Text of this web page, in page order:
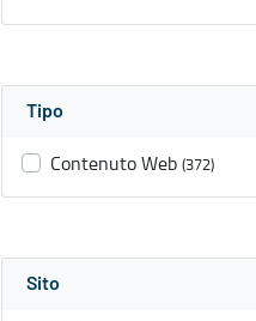
Tipo
Contenuto Web (372)
Sito